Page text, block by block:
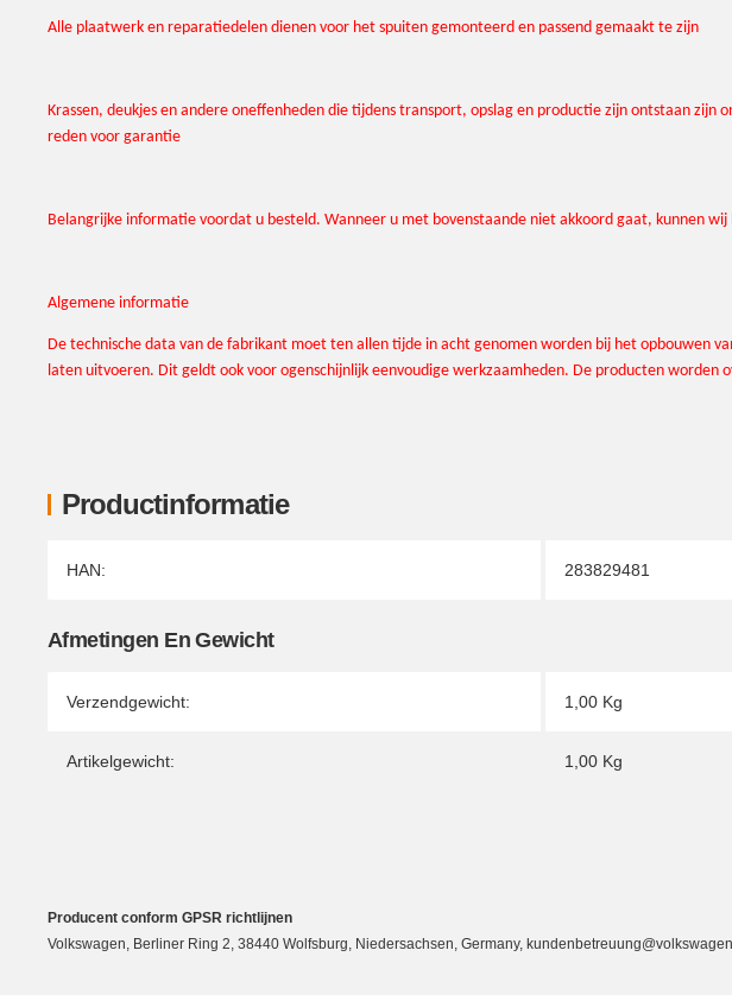
Productinformatie
Producteigenschap
Waarde
HAN: 283829481
Afmetingen En Gewicht
Verzendgewicht: 1,00 Kg
Artikelgewicht: 1,00 Kg
Alle plaatwerk en reparatiedelen dienen voor het spuiten gemonteerd en passend gemaakt te zijn
Krassen, deukjes en andere oneffenheden die tijdens transport, opslag en productie zijn ontstaan
reden voor garantie
Belangrijke informatie voordat u besteld. Wanneer u met bovenstaande niet akkoord gaat, kunnen
Algemene informatie
De technische data van de fabrikant moet ten allen tijde in acht genomen worden bij het opbouwen
laten uitvoeren. Dit geldt ook voor ogenschijnlijk eenvoudige werkzaamheden. De producten worden
Producent conform GPSR richtlijnen
Volkswagen, Berliner Ring 2, 38440 Wolfsburg, Niedersachsen, Germany,